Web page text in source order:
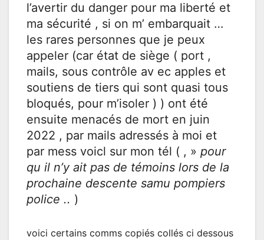
l’avertir du danger pour ma liberté et
ma sécurité , si on m’ embarquait …
les rares personnes que je peux
appeler (car état de siège ( port ,
mails, sous contrôle av ec apples et
soutiens de tiers qui sont quasi tous
bloqués, pour m’isoler ) ) ont été
ensuite menacés de mort en juin
2022 , par mails adressés à moi et
par mess voicl sur mon tél ( , » pour
qu il n’y ait pas de témoins lors de la
prochaine descente samu pompiers
police .. )
voici certains comms copiés collés ci dessous